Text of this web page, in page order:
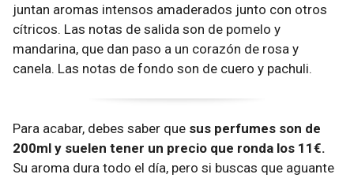
juntan aromas intensos amaderados junto con otros
cítricos. Las notas de salida son de pomelo y
mandarina, que dan paso a un corazón de rosa y
canela. Las notas de fondo son de cuero y pachuli.
Para acabar, debes saber que sus perfumes son de
200ml y suelen tener un precio que ronda los 11€.
Su aroma dura todo el día, pero si buscas que aguante